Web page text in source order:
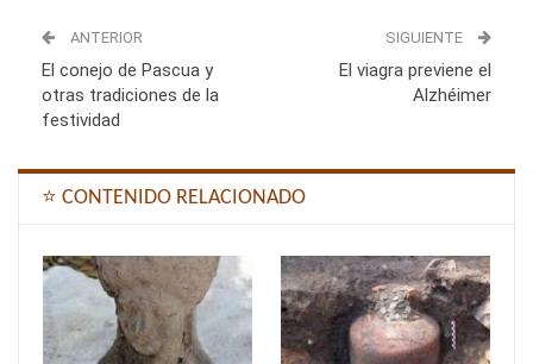
ANTERIOR
El conejo de Pascua y
otras tradiciones de la
festividad
SIGUIENTE
El viagra previene el
Alzhéimer
⭐ CONTENIDO RELACIONADO